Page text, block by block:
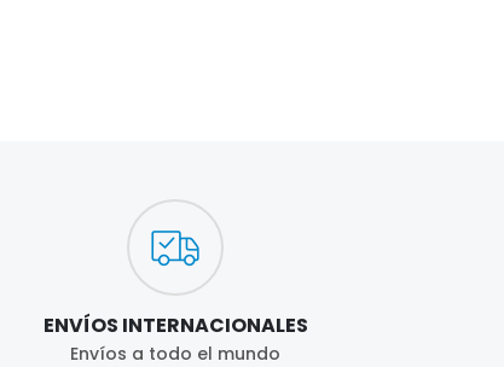
ENVÍOS INTERNACIONALES
Envíos a todo el mundo